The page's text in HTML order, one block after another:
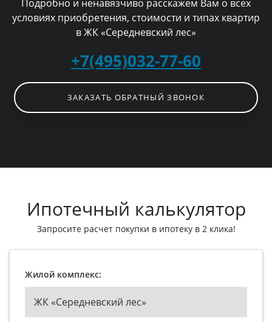
Подробно и ненавязчиво расскажем Вам о всех
условиях приобретения, стоимости и типах квартир
в ЖК «Середневский лес»
+7(495)032-77-60
ЗАКАЗАТЬ ОБРАТНЫЙ ЗВОНОК
Ипотечный калькулятор
Запросите расчет покупки в ипотеку в 2 клика!
Жилой комплекс:
ЖК «Середневский лес»